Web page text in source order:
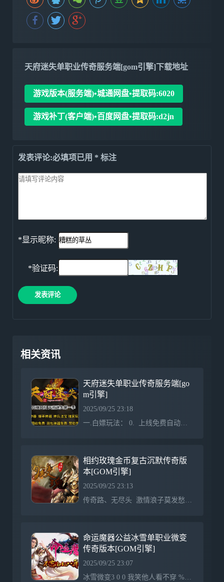
天府迷失单职业传奇服务端[gom引擎]下载地址
游戏版本(服务端)•城通网盘•提取码:6020
游戏补丁(客户端)•百度网盘•提取码:d2jn
发表评论:必填项已用 * 标注
*显示昵称:
*验证码:
发表评论
相关资讯
天府迷失单职业传奇服务端[go
m引擎]
2025/09/25 23:18
一.白嫖玩法： 0. 上线免费自动回收 免费自动捡物 免费挂机 免费大背包 免费QQ礼包 免费背包神器（口令：祝迷失三国人气爆棚） 不论老板还是屌丝，强烈建议双开，开局！ 1. 散人地图 - 黄巾起义 - 桃园结义 - 三顾茅庐 - 六出祁山 - 活动战场，积累元宝提升Vip等级，下Vip地图抢必爆实物兑换积分领取赞助。 2. 打满5000积分 - 领取完所有赞助- 开启免费狂暴 免费沙捐 等级能升就升 转生能转就转 金刚石能捐就捐。&nbs
相约玫瑰金币复古沉默传奇版
本[GOM引擎]
2025/09/25 23:13
传奇路、无尽头 激情浪子莫发愁 为装备、喜又忧 刀光剑影无尽头 ┈┈┈┈┈┈┈┈┈┈┈┈┈┈┈┈ 适度游戏益脑 沉迷游戏伤身 合理安排时间 享受健康生活┌─┬─┬─┬─┬─┬─┬─┬─┒├┬╆━┷━┷━┷━┷━┷━╅┬┨├┴┨ 相约玫瑰 ㊣倾心研制 ┠┴┨├┬┺┯━┯━┯━┯━┯━┯┹┬┨┕┷━┷━┷━┷━┷━┷━
命运魔器公益冰雪单职业微变
传奇版本[GOM引擎]
2025/09/25 23:07
冰雪微变3 0 0 我笑他人看不穿 %s：如果我要落入地狱，那么你们这些凡人也要与我同去。%d3 0 0 别人笑我太疯癫 %s：真的那么渴求一死吗?我很乐意成全你们。你们只是在拖延必然的命运。%d3 0 0 空留一抹胭脂红 %s：生命本身毫无意义，只有死亡，才能让你了解人性的真谛。%d3 0 0 笑看伊人戴红妆 %s：终于结束了!一切都终结了!为你们的世界默哀吧!%d3 0 0 心如薄荷微微凉 %s：所有人的内心之中，都有一只恶魔!%d3 0 0 墨城烟柳旧人殇 %s：对我来说，死亡之轮已经旋转过许多次……